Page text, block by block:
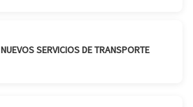
NUEVOS SERVICIOS DE TRANSPORTE